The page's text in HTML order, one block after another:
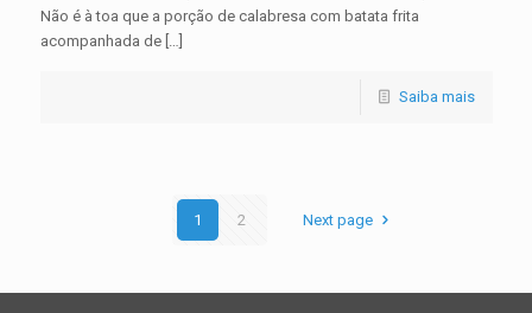
Não é à toa que a porção de calabresa com batata frita
acompanhada de […]
Saiba mais
1 2 Next page